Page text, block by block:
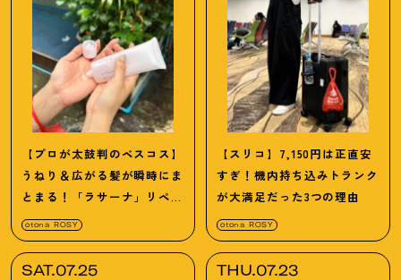
【プロが太鼓判のベスコス】
うねり＆広がる髪が瞬時にま
とまる ！
「ラサーナ」リペア
オイルのガチ愛用レポ
otona ROSY
【スリコ】7,150円は正直安
すぎ ！ 機内持ち込みトランク
が大満足だった3つの理由
otona ROSY
SAT.07.25
THU.07.23